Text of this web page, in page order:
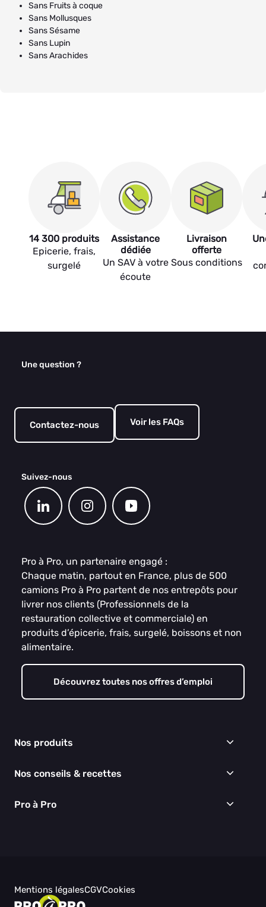
Sans Fruits à coque
Sans Mollusques
Sans Sésame
Sans Lupin
Sans Arachides
14 300 produits
Epicerie, frais,
surgelé
Assistance
dédiée
Un SAV à votre
écoute
Livraison
offerte
Sous conditions
Une question ?
Contactez-nous Voir les FAQs
Suivez-nous
Pro à Pro, un partenaire engagé :
Chaque matin, partout en France, plus de 500
camions Pro à Pro partent de nos entrepôts pour
livrer nos clients (Professionnels de la
restauration collective et commerciale) en
produits d’épicerie, frais, surgelé, boissons et non
alimentaire.
Découvrez toutes nos offres d’emploi
Nos produits
Épicerie
Boissons
Nos conseils & recettes
Recettes
Pro à Pro
Besoin d'aide ?
Mentions légalesCGVCookies